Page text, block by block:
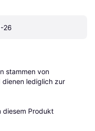
26
stammen von
dienen lediglich zur
diesem Produkt